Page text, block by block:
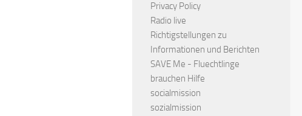
Privacy Policy
Radio live
Richtigstellungen zu
Informationen und Berichten
SAVE Me - Fluechtlinge
brauchen Hilfe
socialmission
sozialmission